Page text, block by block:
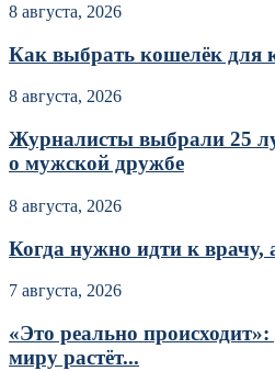
8 августа, 2026
Как выбрать кошелёк для
8 августа, 2026
Журналисты выбрали 25
о мужской дружбе
8 августа, 2026
Когда нужно идти к врачу,
7 августа, 2026
«Это реально происходит»:
миру растёт...